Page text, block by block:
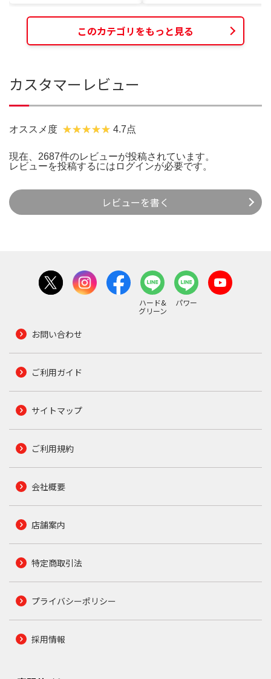
このカテゴリをもっと見る
カスタマーレビュー
オススメ度 4.7点
現在、2687件のレビューが投稿されています。
レビューを投稿するには ログインが必要です。
レビューを書く
ハード&
グリーン
パワー
お問い合わせ
ご利用ガイド
サイトマップ
ご利用規約
会社概要
店舗案内
特定商取引法
プライバシーポリシー
採用情報